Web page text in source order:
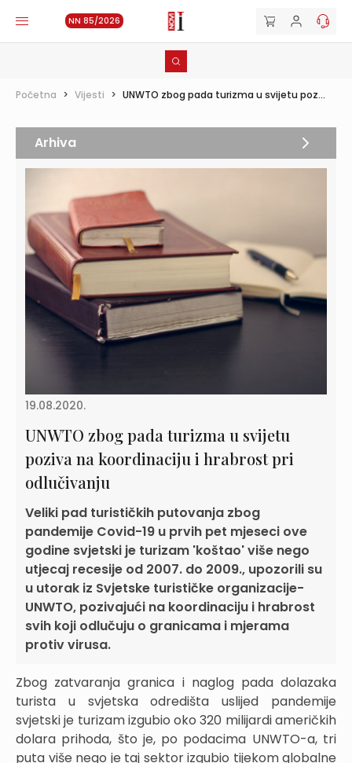
NN 85/2026
Početna > Vijesti > UNWTO zbog pada turizma u svijetu poz...
19.08.2020.
UNWTO zbog pada turizma u svijetu
poziva na koordinaciju i hrabrost pri
odlučivanju
Veliki pad turističkih putovanja zbog
pandemije Covid-19 u prvih pet mjeseci ove
godine svjetski je turizam 'koštao' više nego
utjecaj recesije od 2007. do 2009., upozorili su
u utorak iz Svjetske turističke organizacije-
UNWTO, pozivajući na koordinaciju i hrabrost
svih koji odlučuju o granicama i mjerama
protiv virusa.
Zbog zatvaranja granica i naglog pada dolazaka
turista u svjetska odredišta uslijed pandemije
svjetski je turizam izgubio oko 320 milijardi američkih
dolara prihoda, što je, po podacima UNWTO-a, tri
puta više nego je taj sektor izgubio tijekom globalne
Arhiva